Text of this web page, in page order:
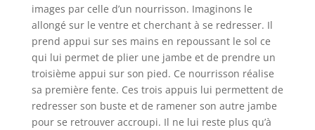
images par celle d’un nourrisson. Imaginons le
allongé sur le ventre et cherchant à se redresser. Il
prend appui sur ses mains en repoussant le sol ce
qui lui permet de plier une jambe et de prendre un
troisième appui sur son pied. Ce nourrisson réalise
sa première fente. Ces trois appuis lui permettent de
redresser son buste et de ramener son autre jambe
pour se retrouver accroupi. Il ne lui reste plus qu’à